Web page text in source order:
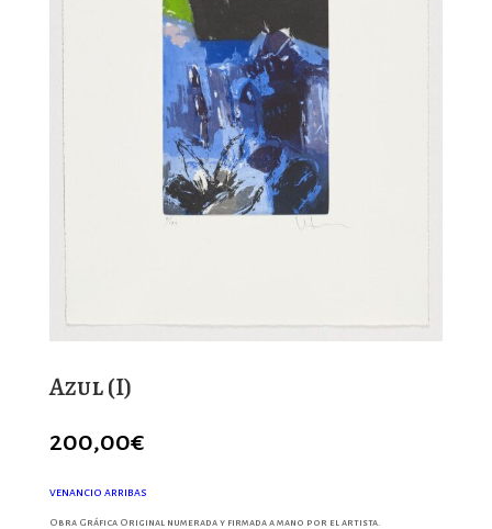
Azul (I)
200,00€
VENANCIO ARRIBAS
Obra Gráfica Original numerada y firmada a mano por el artista.